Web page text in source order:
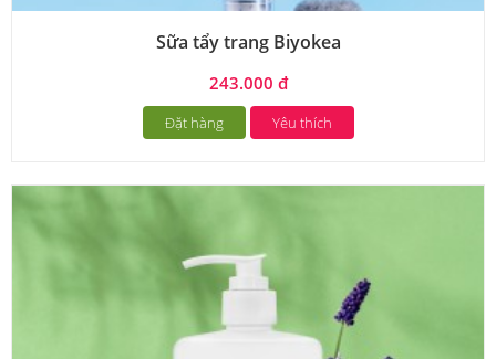
Sữa tẩy trang Biyokea
243.000 đ
Đặt hàng Yêu thích